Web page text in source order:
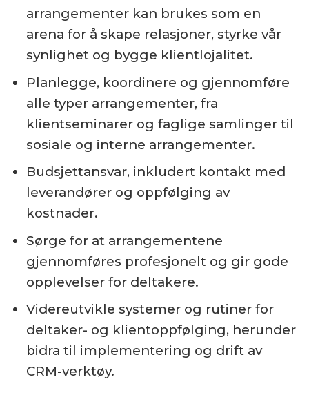
arrangementer kan brukes som en
arena for å skape relasjoner, styrke vår
synlighet og bygge klientlojalitet.
Planlegge, koordinere og gjennomføre
alle typer arrangementer, fra
klientseminarer og faglige samlinger til
sosiale og interne arrangementer.
Budsjettansvar, inkludert kontakt med
leverandører og oppfølging av
kostnader.
Sørge for at arrangementene
gjennomføres profesjonelt og gir gode
opplevelser for deltakere.
Videreutvikle systemer og rutiner for
deltaker- og klientoppfølging, herunder
bidra til implementering og drift av
CRM-verktøy.